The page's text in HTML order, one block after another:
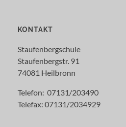
KONTAKT
Staufenbergschule
Staufenbergstr. 91
74081 Heilbronn
Telefon: 07131/203490
Telefax: 07131/2034929